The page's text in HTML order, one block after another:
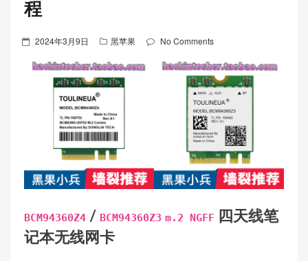
程
Posted
2024年3月9日 黑苹果 No Comments
BCM94360Z4 / BCM94360Z3 m.2 NGFF 四天线笔
记本无线网卡